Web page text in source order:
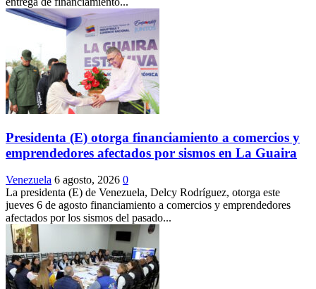
Presidenta (E) otorga financiamiento a comercios y
emprendedores afectados por sismos en La Guaira
Venezuela 6 agosto, 2026 0
La presidenta (E) de Venezuela, Delcy Rodríguez, otorga este
jueves 6 de agosto financiamiento a comercios y emprendedores
afectados por los sismos del pasado...